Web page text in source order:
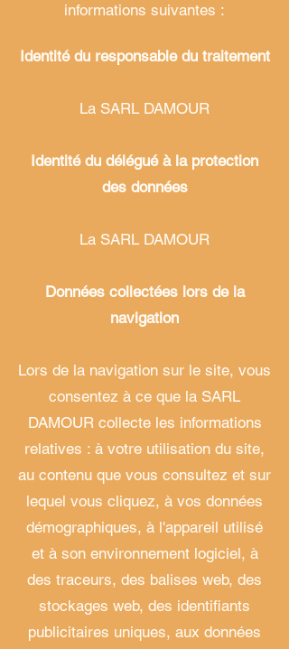
informations suivantes :
Identité du responsable du traitement
La SARL DAMOUR
Identité du délégué à la protection
des données
La SARL DAMOUR
Données collectées lors de la
navigation
Lors de la navigation sur le site, vous
consentez à ce que la SARL
DAMOUR collecte les informations
relatives : à votre utilisation du site,
au contenu que vous consultez et sur
lequel vous cliquez, à vos données
démographiques, à l'appareil utilisé
et à son environnement logiciel, à
des traceurs, des balises web, des
stockages web, des identifiants
publicitaires uniques, aux données